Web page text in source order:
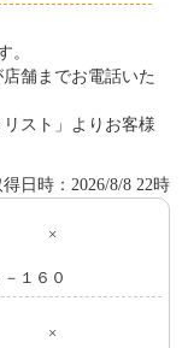
。
舗までお電話いた
スト」よりお客様
日時：2026/8/8 22時
×
１６０
×